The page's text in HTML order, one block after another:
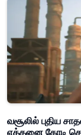
வசூலில் புதிய
எத்தனை கோடி